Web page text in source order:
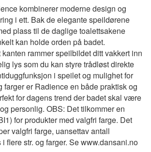
kombinerer moderne design og
i ett. Bak de elegante speildørene
plass til de daglige toalettsakene
kan holde orden på badet.
kanten rammer speilbildet ditt vakkert inn
lys som du kan styre trådløst direkte
i speilet og mulighet for
farger er Radience en både praktisk og
for dagens trend der badet skal være
personlig. OBS: Det tilkommer en
for produkter med valgfri farge. Det
valgfri farge, uansettav antall
flere str. og farger. Se www.dansani.no